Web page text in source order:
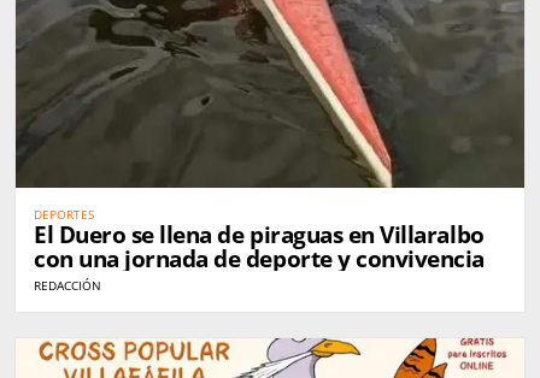
DEPORTES
El Duero se llena de piraguas en Villaralbo
con una jornada de deporte y convivencia
REDACCIÓN